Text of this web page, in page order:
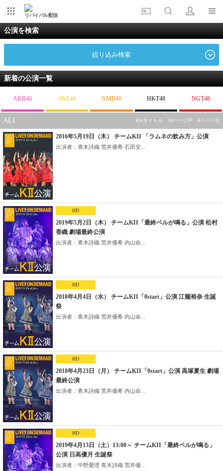
リバイバル配信
公演を検索
絞り込み検索
新着の公演一覧
AKB48 SKE48 NMB48 HKT48 NGT48
ALL 454タイトル 16ページ中 4ページ目
2016年5月19日（木） チームKII 「ラムネの飲み方」公演
出演者：青木詩織 荒井優希 石田安...
HD
2019年5月2日（木） チームKII「最終ベルが鳴る」公演 松村
香織 劇場最終公演
出演者：青木詩織 荒井優希 内山命...
HD
2018年4月4日（水） チームKII「0start」公演 江籠裕奈 生誕
祭
出演者：青木詩織 荒井優希 内山命...
HD
2018年4月23日（月） チームKII「0start」公演 高塚夏生 劇場
最終公演
出演者：青木詩織 荒井優希 内山命...
HD
2019年4月13日（土）13:00～ チームKII「最終ベルが鳴る」
公演 日高優月 生誕祭
出演者：中野愛理 青木詩織 荒井優...